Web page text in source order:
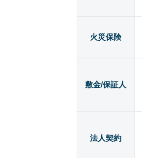
火災保険
敷金/保証人
法人契約